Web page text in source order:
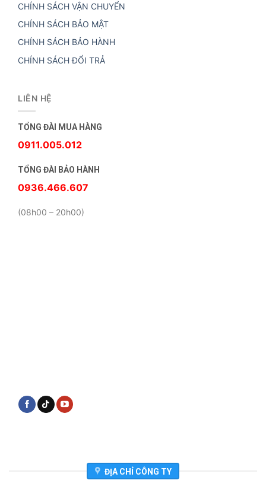
CHÍNH SÁCH VẬN CHUYỂN
CHÍNH SÁCH BẢO MẬT
CHÍNH SÁCH BẢO HÀNH
CHÍNH SÁCH ĐỔI TRẢ
LIÊN HỆ
TỔNG ĐÀI MUA HÀNG
0911.005.012
TỔNG ĐÀI BẢO HÀNH
0936.466.607
(08h00 – 20h00)
ĐỊA CHỈ CÔNG TY